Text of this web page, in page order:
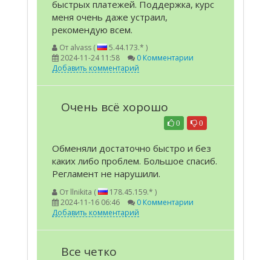
быстрых платежей. Поддержка, курс
меня очень даже устраил,
рекомендую всем.
От alvass (
5.44.173.* )
2024-11-24 11:58
0 Комментарии
Добавить комментарий
Очень всё хорошо
0
0
Обменяли достаточно быстро и без
каких либо проблем. Большое спасиб.
Регламент не нарушили.
От llnikita (
178.45.159.* )
2024-11-16 06:46
0 Комментарии
Добавить комментарий
Все четко